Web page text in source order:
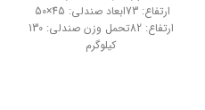
ارتفاع: 82تحمل وزن صندلی: 130
کیلوگرم